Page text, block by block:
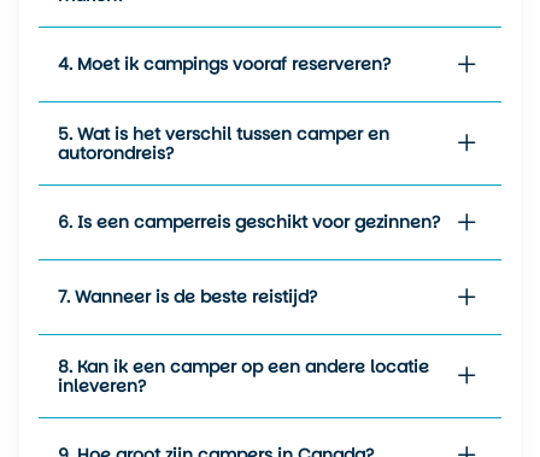
4. Moet ik campings vooraf reserveren?
5. Wat is het verschil tussen camper en
autorondreis?
6. Is een camperreis geschikt voor gezinnen?
7. Wanneer is de beste reistijd?
8. Kan ik een camper op een andere locatie
inleveren?